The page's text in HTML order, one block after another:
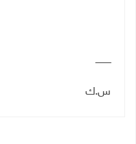
ـــــــــــ
س.ك